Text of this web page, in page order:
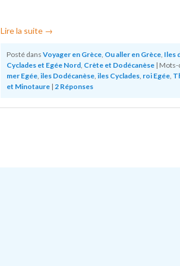
Lire la suite →
Posté dans Voyager en Grèce, Ou aller en Grèce, Iles
Cyclades et Egée Nord, Crète et Dodécanèse | Mots-
mer Egée, iles Dodécanèse, iles Cyclades, roi Egée,
et Minotaure | 2Réponses